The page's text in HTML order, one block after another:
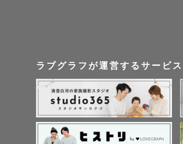
ラブグラフが運営するサービス